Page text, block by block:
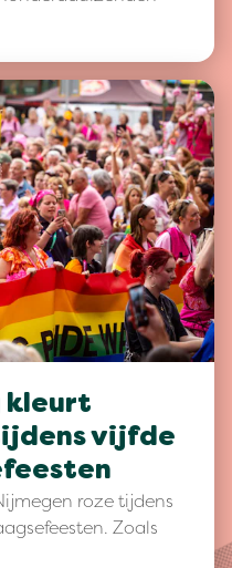
kleurt
vijfde
roze tijdens
Zoals